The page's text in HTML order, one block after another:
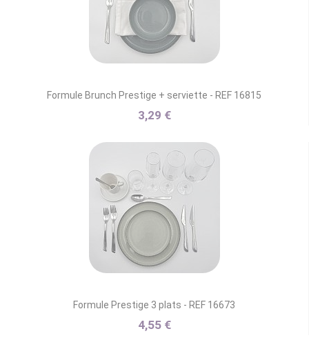
Formule Brunch Prestige + serviette - REF 16815
3,29 €
Formule Prestige 3 plats - REF 16673
4,55 €